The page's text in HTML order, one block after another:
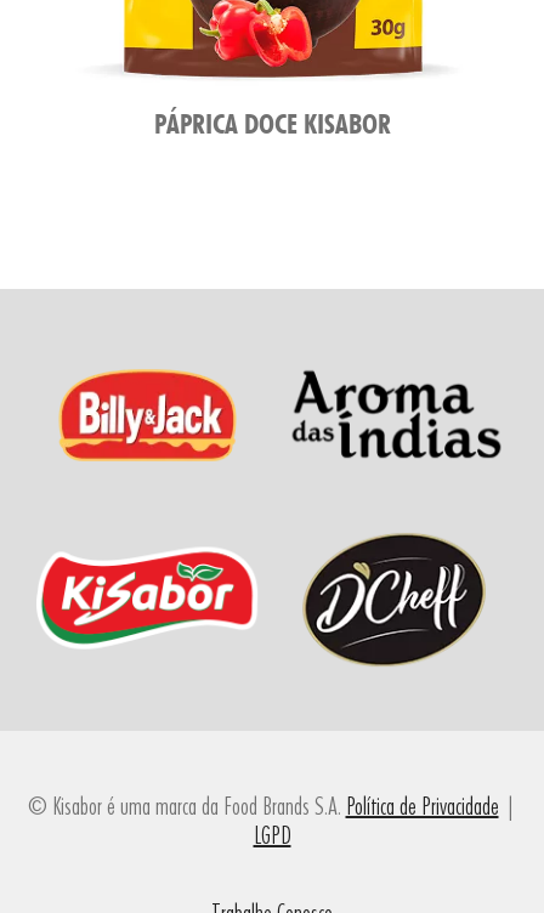
PÁPRICA DOCE KISABOR
© Kisabor é uma marca da Food Brands S.A. Política de Privacidade |
LGPD